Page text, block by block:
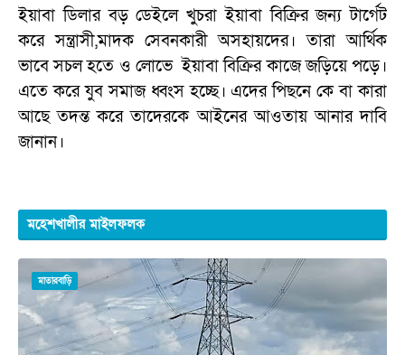
ইয়াবা ডিলার বড় ডেইলে খুচরা ইয়াবা বিক্রির জন্য টার্গেট
করে সন্ত্রাসী,মাদক সেবনকারী অসহায়দের। তারা আর্থিক
ভাবে সচল হতে ও লোভে ইয়াবা বিক্রির কাজে জড়িয়ে পড়ে।
এতে করে যুব সমাজ ধ্বংস হচ্ছে। এদের পিছনে কে বা কারা
আছে তদন্ত করে তাদেরকে আইনের আওতায় আনার দাবি
জানান।
মহেশখালীর মাইলফলক
মাতারবাড়ি